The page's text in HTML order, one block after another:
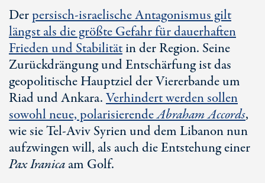
Derpersisch-israelische Antagonismus gilt
längst als die größte Gefahr für dauerhaften
Frieden und Stabilitätin der Region. Seine
Zurückdrängung und Entschärfung ist das
geopolitische Hauptziel der Viererbande um
Riad und Ankara.Verhindert werden sollen
sowohl neue, polarisierendeAbraham Accords,
wie sie Tel-Aviv Syrien und dem Libanon nun
aufzwingen will, als auch die Entstehung einer
Pax Iranicaam Golf.